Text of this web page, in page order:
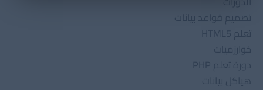
تصميم قواعد بيانات
تعلم HTML5
خوارزميات
دورة تعلم PHP
هياكل بيانات